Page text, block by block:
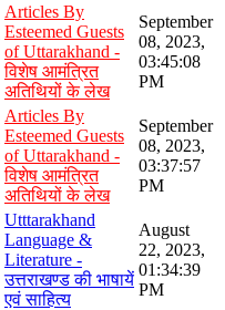
Articles By
Esteemed Guests
of Uttarakhand -
विशेष आमंत्रित
अतिथियों के लेख
September
08, 2023,
03:45:08
PM
Articles By
Esteemed Guests
of Uttarakhand -
विशेष आमंत्रित
अतिथियों के लेख
September
08, 2023,
03:37:57
PM
Utttarakhand
Language &
Literature -
उत्तराखण्ड की भाषायें
एवं साहित्य
August
22, 2023,
01:34:39
PM